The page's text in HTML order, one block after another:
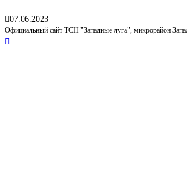
07.06.2023
Официальный сайт ТСН "Западные луга", микрорайон